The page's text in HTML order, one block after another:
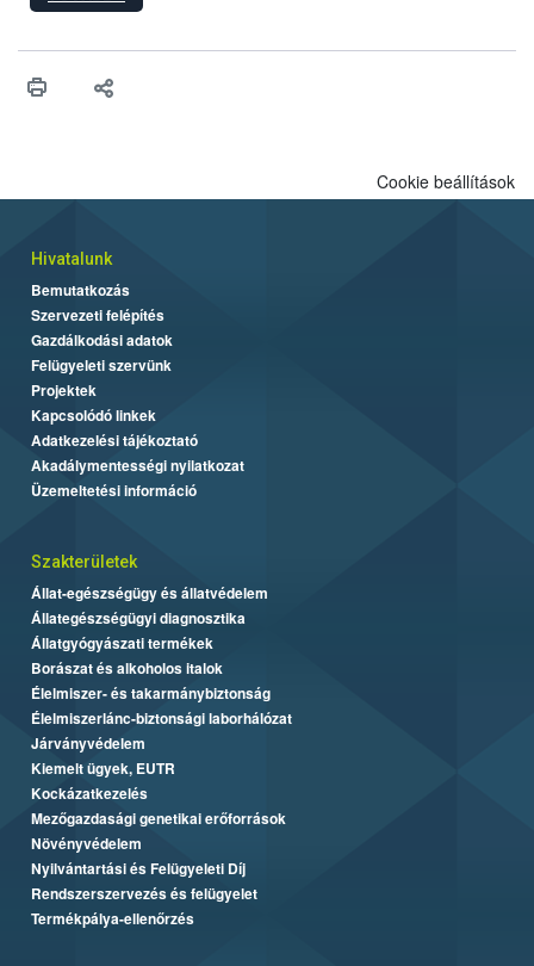
érésű szőlőkben is legyen lehetőség a károsító elleni további
felhasználók számára is elérhető és ökológiai termesztésben is
Cookie beállítások
Hivatalunk
Bemutatkozás
Szervezeti felépítés
Gazdálkodási adatok
Felügyeleti szervünk
Projektek
Kapcsolódó linkek
Adatkezelési tájékoztató
Akadálymentességi nyilatkozat
Üzemeltetési információ
Szakterületek
Állat-egészségügy és állatvédelem
Állategészségügyi diagnosztika
Állatgyógyászati termékek
Borászat és alkoholos italok
Élelmiszer- és takarmánybiztonság
Élelmiszerlánc-biztonsági laborhálózat
Járványvédelem
Kiemelt ügyek, EUTR
Kockázatkezelés
Mezőgazdasági genetikai erőforrások
Növényvédelem
Nyilvántartási és Felügyeleti Díj
Rendszerszervezés és felügyelet
Termékpálya-ellenőrzés